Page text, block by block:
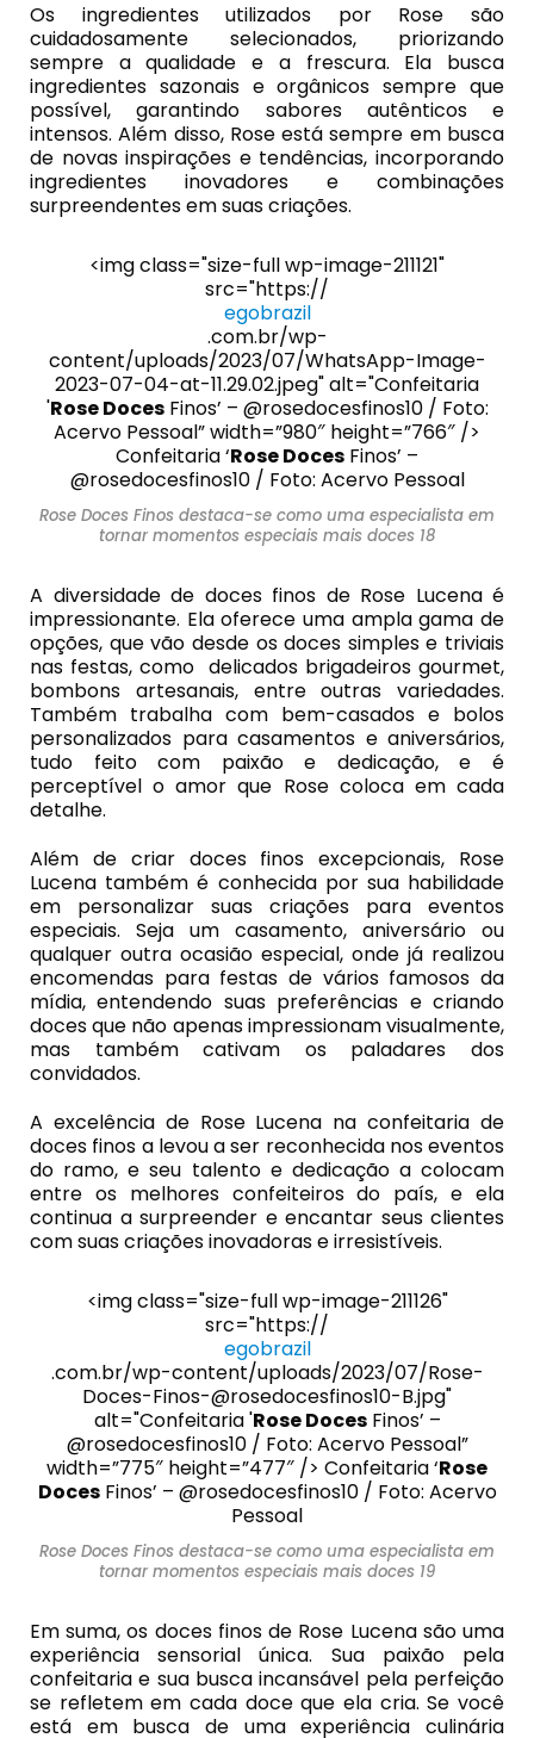
Os ingredientes utilizados por Rose são
cuidadosamente selecionados, priorizando
sempre a qualidade e a frescura. Ela busca
ingredientes sazonais e orgânicos sempre que
possível, garantindo sabores autênticos e
intensos. Além disso, Rose está sempre em busca
de novas inspirações e tendências, incorporando
ingredientes inovadores e combinações
surpreendentes em suas criações.
<img class="size-full wp-image-211121"
src="https://
egobrazil
.com.br/wp-
content/uploads/2023/07/WhatsApp-Image-
2023-07-04-at-11.29.02.jpeg" alt="Confeitaria
'Rose DocesFinos’ – @rosedocesfinos10 / Foto:
Acervo Pessoal” width=”980″ height=”766″ />
Confeitaria ‘Rose Doces Finos’ –
@rosedocesfinos10 / Foto: Acervo Pessoal
Rose Doces Finos destaca-se como uma especialista em
tornar momentos especiais mais doces 18
A diversidade de doces finos de Rose Lucena é
impressionante. Ela oferece uma ampla gama de
opções, que vão desde os doces simples e triviais
nas festas, como delicados brigadeiros gourmet,
bombons artesanais, entre outras variedades.
Também trabalha com bem-casados e bolos
personalizados para casamentos e aniversários,
tudo feito com paixão e dedicação, e é
perceptível o amor que Rose coloca em cada
detalhe.
Além de criar doces finos excepcionais, Rose
Lucena também é conhecida por sua habilidade
em personalizar suas criações para eventos
especiais. Seja um casamento, aniversário ou
qualquer outra ocasião especial, onde já realizou
encomendas para festas de vários famosos da
mídia, entendendo suas preferências e criando
doces que não apenas impressionam visualmente,
mas também cativam os paladares dos
convidados.
A excelência de Rose Lucena na confeitaria de
doces finos a levou a ser reconhecida nos eventos
do ramo, e seu talento e dedicação a colocam
entre os melhores confeiteiros do país, e ela
continua a surpreender e encantar seus clientes
com suas criações inovadoras e irresistíveis.
<img class="size-full wp-image-211126"
src="https://
egobrazil
.com.br/wp-content/uploads/2023/07/Rose-
Doces-Finos-@rosedocesfinos10-B.jpg"
alt="Confeitaria 'Rose DocesFinos’ –
@rosedocesfinos10 / Foto: Acervo Pessoal”
width=”775″ height=”477″ /> Confeitaria ‘Rose
DocesFinos’ – @rosedocesfinos10 / Foto: Acervo
Pessoal
Rose Doces Finos destaca-se como uma especialista em
tornar momentos especiais mais doces 19
Em suma, os doces finos de Rose Lucena são uma
experiência sensorial única. Sua paixão pela
confeitaria e sua busca incansável pela perfeição
se refletem em cada doce que ela cria. Se você
está em busca de uma experiência culinária